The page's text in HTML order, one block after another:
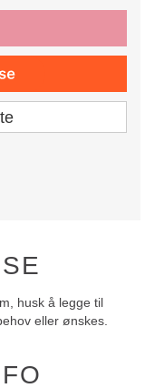
husk å legge til
eller ønskes.